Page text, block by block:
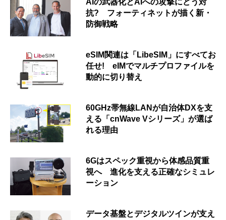
AIの武器化とAIへの攻撃にどう対
抗? フォーティネットが描く新・
防御戦略
eSIM関連は「LibeSIM」にすべてお
任せ! eIMでマルチプロファイルを
動的に切り替え
60GHz帯無線LANが自治体DXを支
える「cnWave Vシリーズ」が選ば
れる理由
6Gはスペック重視から体感品質重
視へ 進化を支える正確なシミュレ
ーション
データ基盤とデジタルツインが支え